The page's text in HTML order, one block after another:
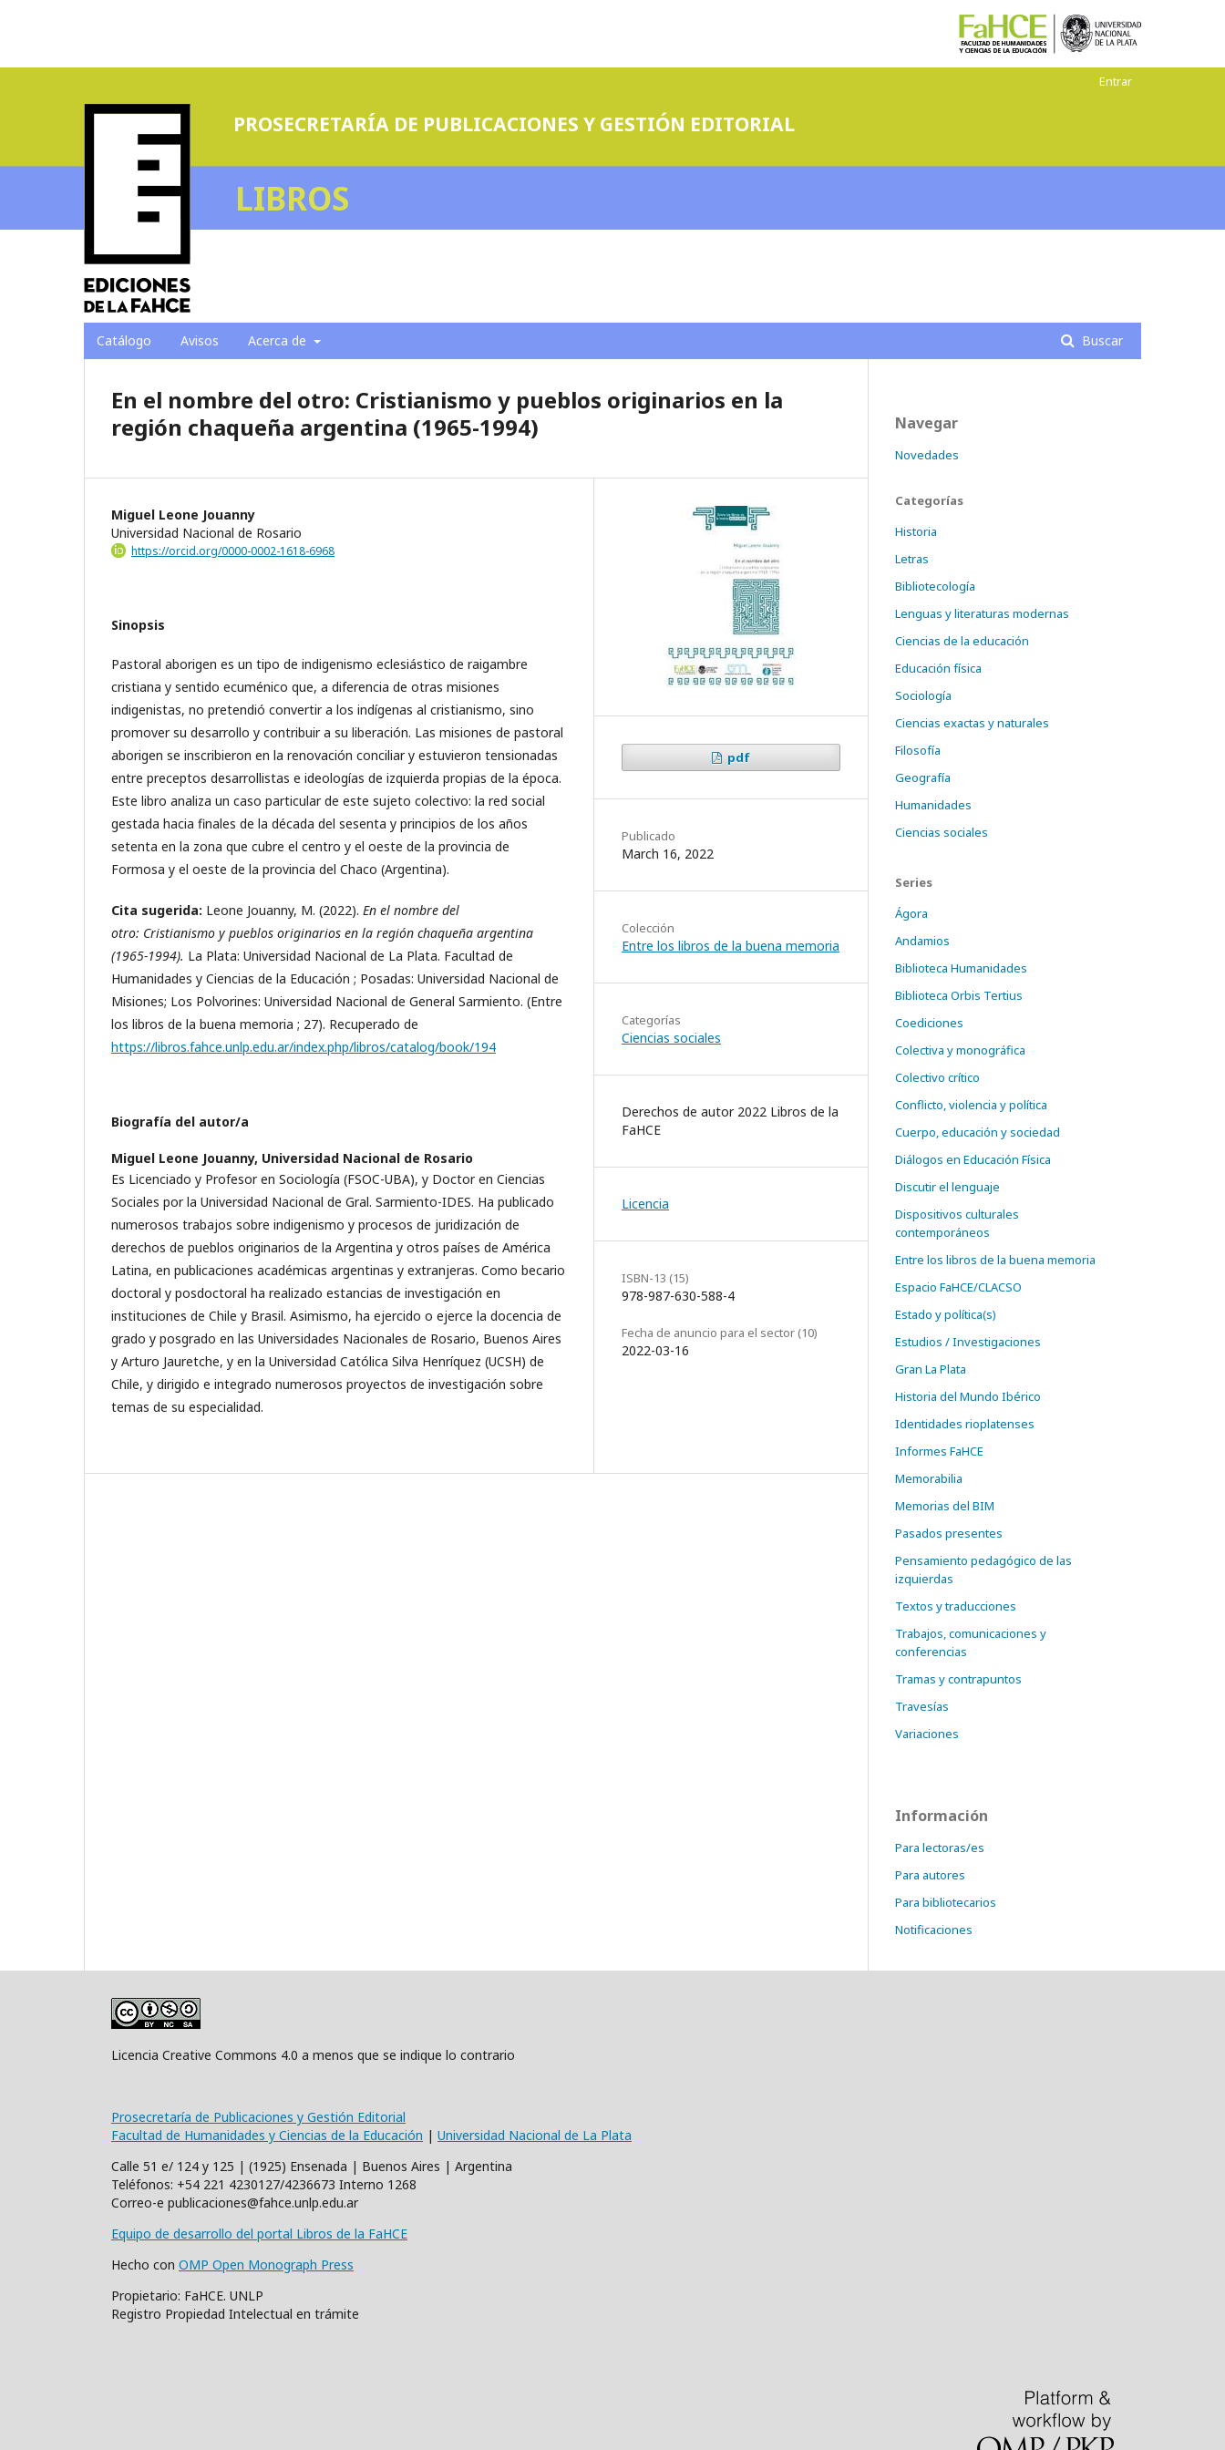
PROSECRETARÍA DE PUBLICACIONES Y GESTIÓN EDITORIAL
LIBROS
Catálogo Avisos Acerca de Buscar
Entrar
En el nombre del otro: Cristianismo y pueblos originarios en la
región chaqueña argentina (1965-1994)
Miguel Leone Jouanny
Universidad Nacional de Rosario
https://orcid.org/0000-0002-1618-6968
Sinopsis
Pastoral aborigen es un tipo de indigenismo eclesiástico de raigambre
cristiana y sentido ecuménico que, a diferencia de otras misiones
indigenistas, no pretendió convertir a los indígenas al cristianismo, sino
promover su desarrollo y contribuir a su liberación. Las misiones de pastoral
aborigen se inscribieron en la renovación conciliar y estuvieron tensionadas
entre preceptos desarrollistas e ideologías de izquierda propias de la época.
Este libro analiza un caso particular de este sujeto colectivo: la red social
gestada hacia finales de la década del sesenta y principios de los años
setenta en la zona que cubre el centro y el oeste de la provincia de
Formosa y el oeste de la provincia del Chaco (Argentina).
Cita sugerida: Leone Jouanny, M. (2022). En el nombre del
otro: Cristianismo y pueblos originarios en la región chaqueña argentina
(1965-1994). La Plata: Universidad Nacional de La Plata. Facultad de
Humanidades y Ciencias de la Educación ; Posadas: Universidad Nacional de
Misiones; Los Polvorines: Universidad Nacional de General Sarmiento. (Entre
los libros de la buena memoria ; 27). Recuperado de
https://libros.fahce.unlp.edu.ar/index.php/libros/catalog/book/194
Biografía del autor/a
Miguel Leone Jouanny, Universidad Nacional de Rosario
Es Licenciado y Profesor en Sociología (FSOC-UBA), y Doctor en Ciencias
Sociales por la Universidad Nacional de Gral. Sarmiento-IDES. Ha publicado
numerosos trabajos sobre indigenismo y procesos de juridización de
derechos de pueblos originarios de la Argentina y otros países de América
Latina, en publicaciones académicas argentinas y extranjeras. Como becario
doctoral y posdoctoral ha realizado estancias de investigación en
instituciones de Chile y Brasil. Asimismo, ha ejercido o ejerce la docencia de
grado y posgrado en las Universidades Nacionales de Rosario, Buenos Aires
y Arturo Jauretche, y en la Universidad Católica Silva Henríquez (UCSH) de
Chile, y dirigido e integrado numerosos proyectos de investigación sobre
temas de su especialidad.
pdf
Publicado
March 16, 2022
Colección
Entre los libros de la buena memoria
Categorías
Ciencias sociales
Derechos de autor 2022 Libros de la
FaHCE
Licencia
ISBN-13 (15)
978-987-630-588-4
Fecha de anuncio para el sector (10)
2022-03-16
Navegar
Novedades
Categorías
Historia
Letras
Bibliotecología
Lenguas y literaturas modernas
Ciencias de la educación
Educación física
Sociología
Ciencias exactas y naturales
Filosofía
Geografía
Humanidades
Ciencias sociales
Series
Ágora
Andamios
Biblioteca Humanidades
Biblioteca Orbis Tertius
Coediciones
Colectiva y monográfica
Colectivo crítico
Conflicto, violencia y política
Cuerpo, educación y sociedad
Diálogos en Educación Física
Discutir el lenguaje
Dispositivos culturales
contemporáneos
Entre los libros de la buena memoria
Espacio FaHCE/CLACSO
Estado y política(s)
Estudios / Investigaciones
Gran La Plata
Historia del Mundo Ibérico
Identidades rioplatenses
Informes FaHCE
Memorabilia
Memorias del BIM
Pasados presentes
Pensamiento pedagógico de las
izquierdas
Textos y traducciones
Trabajos, comunicaciones y
conferencias
Tramas y contrapuntos
Travesías
Variaciones
Información
Para lectoras/es
Para autores
Para bibliotecarios
Notificaciones
Licencia Creative Commons 4.0 a menos que se indique lo contrario
Prosecretaría de Publicaciones y Gestión Editorial
Facultad de Humanidades y Ciencias de la Educación | Universidad Nacional de La Plata
Calle 51 e/ 124 y 125 | (1925) Ensenada | Buenos Aires | Argentina
Teléfonos: +54 221 4230127/4236673 Interno 1268
Correo-e publicaciones@fahce.unlp.edu.ar
Equipo de desarrollo del portal Libros de la FaHCE
Hecho con OMP Open Monograph Press
Propietario: FaHCE. UNLP
Registro Propiedad Intelectual en trámite